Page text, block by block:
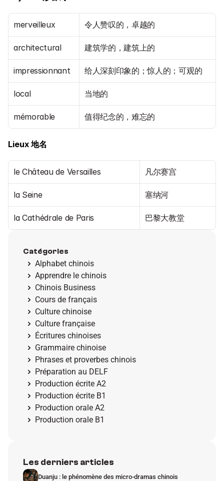
merveilleux 令人赞叹的，卓越的
architectural 建筑学的，建筑上的
impressionnant 给人深刻印象的；惊人的；可观的
local 当地的
mémorable 值得纪念的，难忘的
Lieux 地名
le Château de Versailles 凡尔赛宫
la Seine 塞纳河
la Cathédrale de Paris 巴黎大教堂
Catégories
Alphabet chinois
Apprendre le chinois
Chinois Business
Cours de français
Culture chinoise
Culture française
Écritures chinoises
Grammaire chinoise
Phrases et proverbes chinois
Préparation au DELF
Production écrite A2
Production écrite B1
Production orale A2
Production orale B1
Les derniers articles
Duanju : le phénomène des micro-dramas chinois